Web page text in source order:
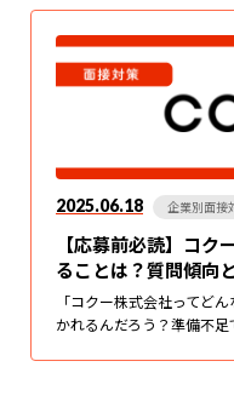
2025.06.18 企業別面接
【応募前必読】コ
ることは？質問傾向
「コクー株式会社ってど
かれるんだろう？準備不